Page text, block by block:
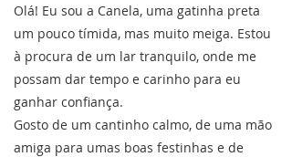
Olá! Eu sou a Canela, uma gatinha preta
um pouco tímida, mas muito meiga. Estou
à procura de um lar tranquilo, onde me
possam dar tempo e carinho para eu
ganhar confiança.
Gosto de um cantinho calmo, de uma mão
amiga para umas boas festinhas e de